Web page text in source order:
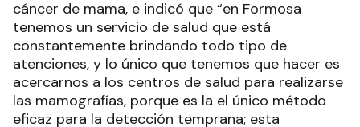
cáncer de mama, e indicó que “en Formosa
tenemos un servicio de salud que está
constantemente brindando todo tipo de
atenciones, y lo único que tenemos que hacer es
acercarnos a los centros de salud para realizarse
las mamografías, porque es la el único método
eficaz para la detección temprana; esta